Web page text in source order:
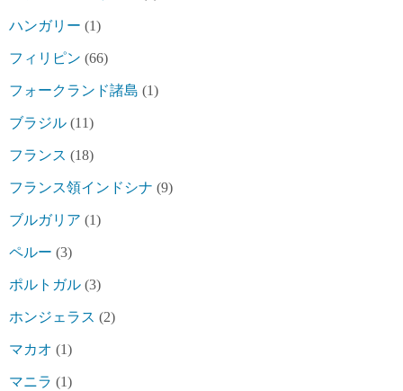
ハンガリー (1)
フィリピン (66)
フォークランド諸島 (1)
ブラジル (11)
フランス (18)
フランス領インドシナ (9)
ブルガリア (1)
ペルー (3)
ポルトガル (3)
ホンジェラス (2)
マカオ (1)
マニラ (1)